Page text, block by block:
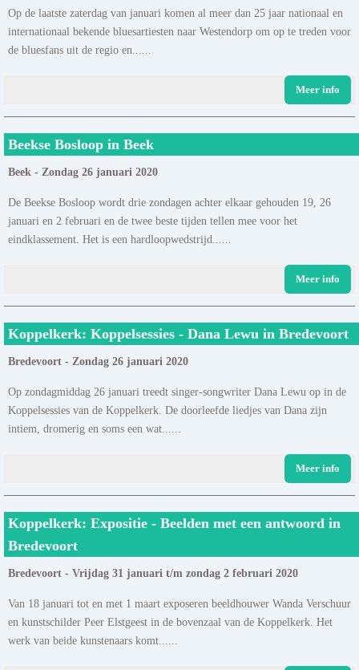
Op de laatste zaterdag van januari komen al meer dan 25 jaar nationaal en
internationaal bekende bluesartiesten naar Westendorp om op te treden voor
de bluesfans uit de regio en......
Meer info
Beekse Bosloop in Beek
Beek - Zondag 26 januari 2020
De Beekse Bosloop wordt drie zondagen achter elkaar gehouden 19, 26
januari en 2 februari en de twee beste tijden tellen mee voor het
eindklassement. Het is een hardloopwedstrijd......
Meer info
Koppelkerk: Koppelsessies - Dana Lewu in Bredevoort
Bredevoort - Zondag 26 januari 2020
Op zondagmiddag 26 januari treedt singer-songwriter Dana Lewu op in de
Koppelsessies van de Koppelkerk. De doorleefde liedjes van Dana zijn
intiem, dromerig en soms een wat......
Meer info
Koppelkerk: Expositie - Beelden met een antwoord in
Bredevoort
Bredevoort - Vrijdag 31 januari t/m zondag 2 februari 2020
Van 18 januari tot en met 1 maart exposeren beeldhouwer Wanda Verschuur
en kunstschilder Peer Elstgeest in de bovenzaal van de Koppelkerk. Het
werk van beide kunstenaars komt......